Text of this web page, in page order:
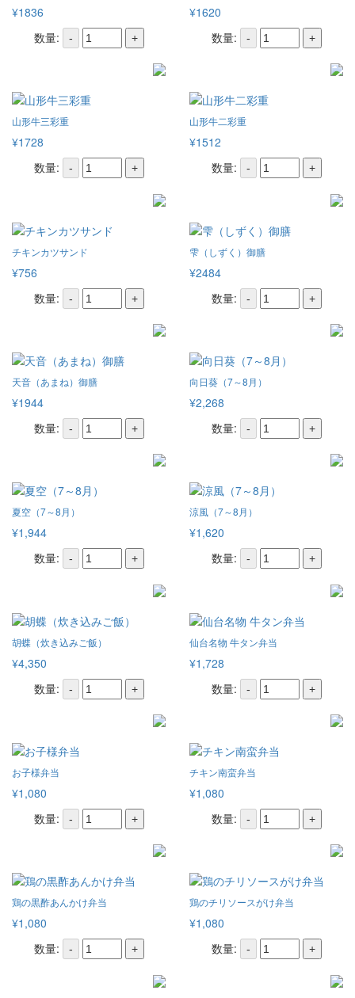
¥1836
数量:
- +
¥1620
数量:
- +
山形牛三彩重
¥1728
数量:
- +
山形牛二彩重
¥1512
数量:
- +
チキンカツサンド
¥756
数量:
- +
雫（しずく）御膳
¥2484
数量:
- +
天音（あまね）御膳
¥1944
数量:
- +
向日葵（7～8月）
¥2,268
数量:
- +
夏空（7～8月）
¥1,944
数量:
- +
涼風（7～8月）
¥1,620
数量:
- +
胡蝶（炊き込みご飯）
¥4,350
数量:
- +
仙台名物 牛タン弁当
¥1,728
数量:
- +
お子様弁当
¥1,080
数量:
- +
チキン南蛮弁当
¥1,080
数量:
- +
鶏の黒酢あんかけ弁当
¥1,080
数量:
- +
鶏のチリソースがけ弁当
¥1,080
数量:
- +